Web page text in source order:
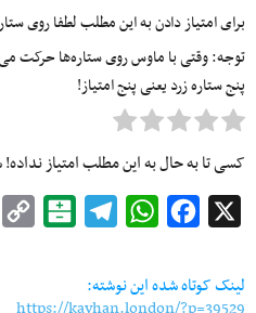
برای امتیاز دادن به این مطلب لطفا روی
توجه: وقتی با ماوس روی ستاره‌ها حرکت
پنج ستاره زرد یعنی پنج امتیاز!
کسی تا به حال به این مطلب امتیاز نداده!
Facebook
WhatsApp
Telegram
لینک کوتاه شده این نوشته: